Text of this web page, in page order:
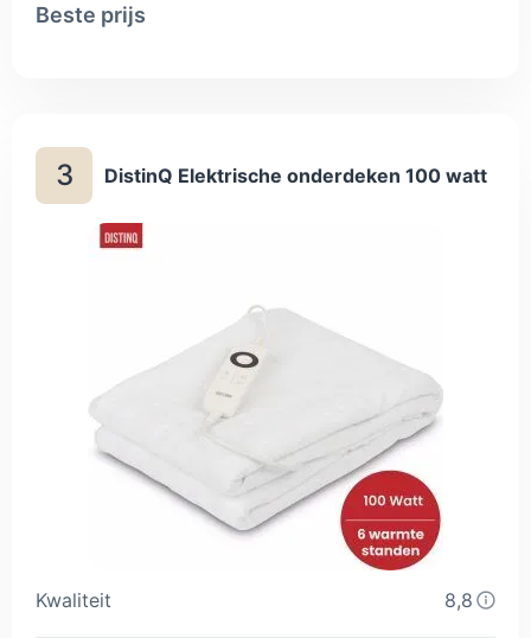
bed leggen, maar ook op de bank gebruiken als voeten- of
Beste prijs
3 DistinQ Elektrische onderdeken 100 watt
Kwaliteit 8,8